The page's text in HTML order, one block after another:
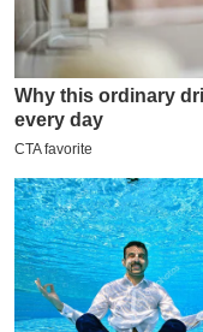
L
2
0
2
6
क्रा
इ
म
ई
-